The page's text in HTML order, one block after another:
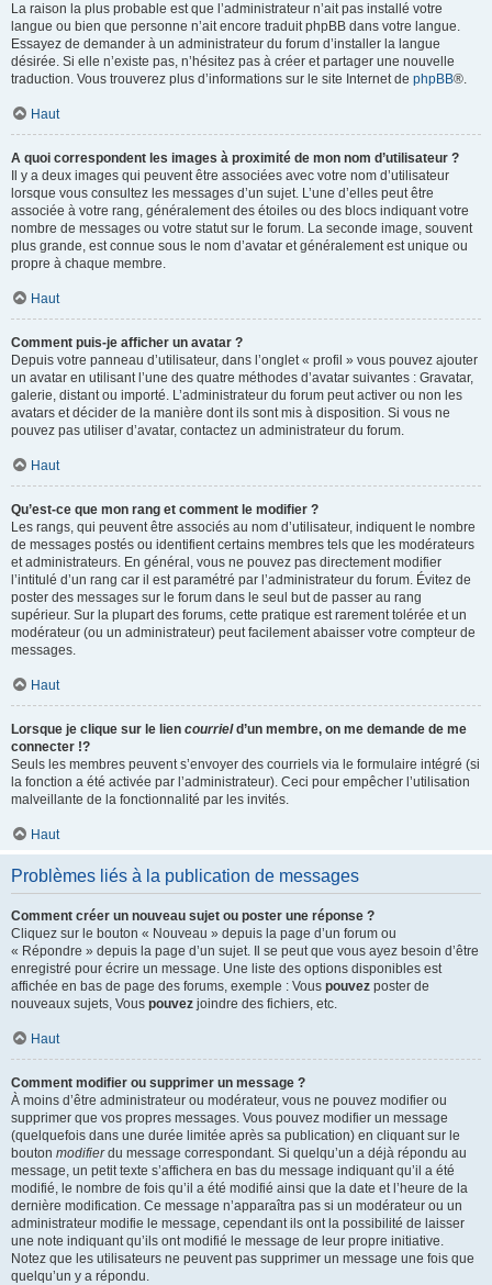
La raison la plus probable est que l’administrateur n’ait pas installé votre
langue ou bien que personne n’ait encore traduit phpBB dans votre langue.
Essayez de demander à un administrateur du forum d’installer la langue
désirée. Si elle n’existe pas, n’hésitez pas à créer et partager une nouvelle
traduction. Vous trouverez plus d’informations sur le site Internet de phpBB®.
Haut
A quoi correspondent les images à proximité de mon nom d’utilisateur ?
Il y a deux images qui peuvent être associées avec votre nom d’utilisateur
lorsque vous consultez les messages d’un sujet. L’une d’elles peut être
associée à votre rang, généralement des étoiles ou des blocs indiquant votre
nombre de messages ou votre statut sur le forum. La seconde image, souvent
plus grande, est connue sous le nom d’avatar et généralement est unique ou
propre à chaque membre.
Haut
Comment puis-je afficher un avatar ?
Depuis votre panneau d’utilisateur, dans l’onglet « profil » vous pouvez ajouter
un avatar en utilisant l’une des quatre méthodes d’avatar suivantes : Gravatar,
galerie, distant ou importé. L’administrateur du forum peut activer ou non les
avatars et décider de la manière dont ils sont mis à disposition. Si vous ne
pouvez pas utiliser d’avatar, contactez un administrateur du forum.
Haut
Qu’est-ce que mon rang et comment le modifier ?
Les rangs, qui peuvent être associés au nom d’utilisateur, indiquent le nombre
de messages postés ou identifient certains membres tels que les modérateurs
et administrateurs. En général, vous ne pouvez pas directement modifier
l’intitulé d’un rang car il est paramétré par l’administrateur du forum. Évitez de
poster des messages sur le forum dans le seul but de passer au rang
supérieur. Sur la plupart des forums, cette pratique est rarement tolérée et un
modérateur (ou un administrateur) peut facilement abaisser votre compteur de
messages.
Haut
Lorsque je clique sur le lien courrield’un membre, on me demande de me
connecter !?
Seuls les membres peuvent s’envoyer des courriels via le formulaire intégré (si
la fonction a été activée par l’administrateur). Ceci pour empêcher l’utilisation
malveillante de la fonctionnalité par les invités.
Haut
Problèmes liés à la publication de messages
Comment créer un nouveau sujet ou poster une réponse ?
Cliquez sur le bouton « Nouveau » depuis la page d’un forum ou
« Répondre » depuis la page d’un sujet. Il se peut que vous ayez besoin d’être
enregistré pour écrire un message. Une liste des options disponibles est
affichée en bas de page des forums, exemple : Vous pouvez poster de
nouveaux sujets, Vous pouvez joindre des fichiers, etc.
Haut
Comment modifier ou supprimer un message ?
À moins d’être administrateur ou modérateur, vous ne pouvez modifier ou
supprimer que vos propres messages. Vous pouvez modifier un message
(quelquefois dans une durée limitée après sa publication) en cliquant sur le
bouton modifierdu message correspondant. Si quelqu’un a déjà répondu au
message, un petit texte s’affichera en bas du message indiquant qu’il a été
modifié, le nombre de fois qu’il a été modifié ainsi que la date et l’heure de la
dernière modification. Ce message n’apparaîtra pas si un modérateur ou un
administrateur modifie le message, cependant ils ont la possibilité de laisser
une note indiquant qu’ils ont modifié le message de leur propre initiative.
Notez que les utilisateurs ne peuvent pas supprimer un message une fois que
quelqu’un y a répondu.